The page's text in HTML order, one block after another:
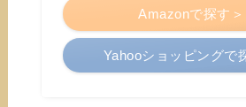
Amazonで探す＞
Yahooショッピングで